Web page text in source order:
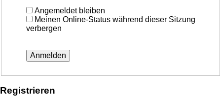
Angemeldet bleiben
Meinen Online-Status während dieser Sitzung
verbergen
Registrieren